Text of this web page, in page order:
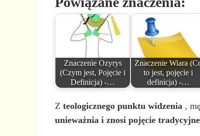
Znaczenie Ozyrys
(Czym jest, Pojęcie i
Definicja) -…
Znaczenie Wiara
to jest, pojęcie i
definicja) -…
Zteologicznego punktu widzenia ,
unieważnia i znosi pojęcie